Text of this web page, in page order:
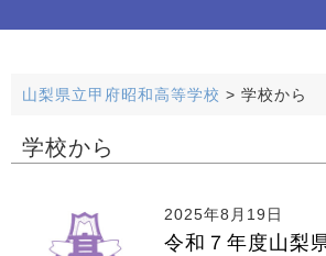
山梨県立甲府昭和高等学校 > 学校から
学校から
2025年8月19日
令和７年度山梨